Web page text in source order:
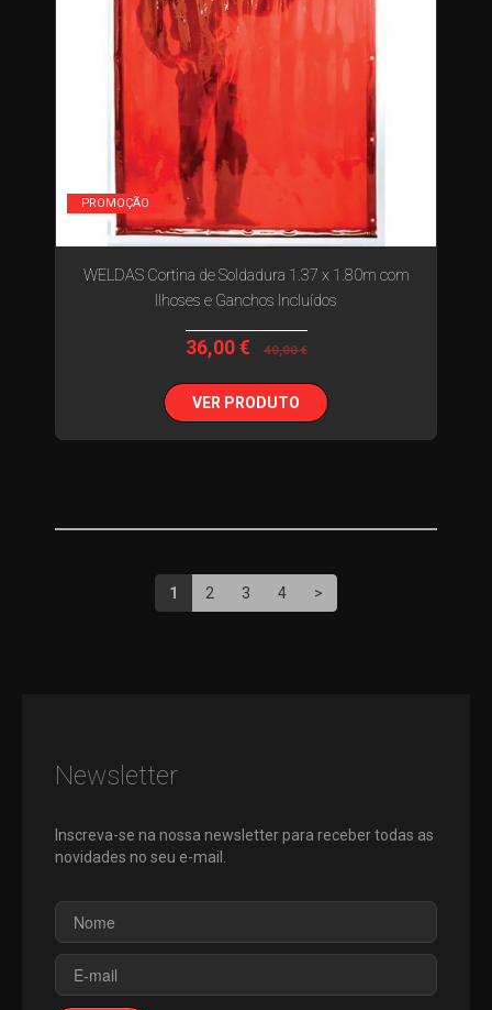
PROMOÇÃO
WELDAS Cortina de Soldadura 1.37 x 1.80m com
Ilhoses e Ganchos Incluídos
36,00 €40,00 €
VER PRODUTO
1 2 3 4 >
Newsletter
Inscreva-se na nossa newsletter para receber todas as
novidades no seu e-mail.